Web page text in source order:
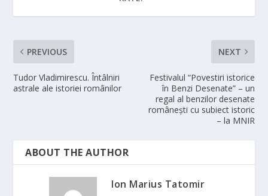
PREVIOUS
Tudor Vladimirescu. Întâlniri
astrale ale istoriei românilor
NEXT
Festivalul “Povestiri istorice
în Benzi Desenate” – un
regal al benzilor desenate
românești cu subiect istoric
– la MNIR
ABOUT THE AUTHOR
Ion Marius Tatomir